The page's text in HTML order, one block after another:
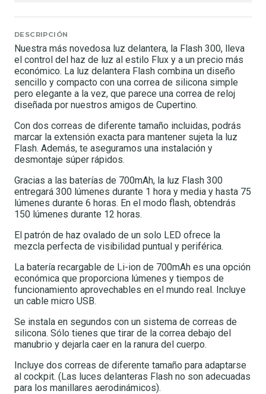
DESCRIPCIÓN
Nuestra más novedosa luz delantera, la Flash 300, lleva
el control del haz de luz al estilo Flux y a un precio más
económico. La luz delantera Flash combina un diseño
sencillo y compacto con una correa de silicona simple
pero elegante a la vez, que parece una correa de reloj
diseñada por nuestros amigos de Cupertino.
Con dos correas de diferente tamaño incluidas, podrás
marcar la extensión exacta para mantener sujeta la luz
Flash. Además, te aseguramos una instalación y
desmontaje súper rápidos.
Gracias a las baterías de 700mAh, la luz Flash 300
entregará 300 lúmenes durante 1 hora y media y hasta 75
lúmenes durante 6 horas. En el modo flash, obtendrás
150 lúmenes durante 12 horas.
El patrón de haz ovalado de un solo LED ofrece la
mezcla perfecta de visibilidad puntual y periférica.
La batería recargable de Li-ion de 700mAh es una opción
económica que proporciona lúmenes y tiempos de
funcionamiento aprovechables en el mundo real. Incluye
un cable micro USB.
Se instala en segundos con un sistema de correas de
silicona. Sólo tienes que tirar de la correa debajo del
manubrio y dejarla caer en la ranura del cuerpo.
Incluye dos correas de diferente tamaño para adaptarse
al cockpit. (Las luces delanteras Flash no son adecuadas
para los manillares aerodinámicos).